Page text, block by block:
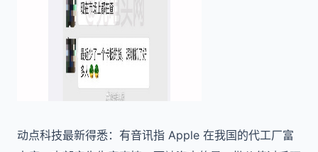
动点科技最新得悉：有音讯指 Apple 在我国的代工厂富